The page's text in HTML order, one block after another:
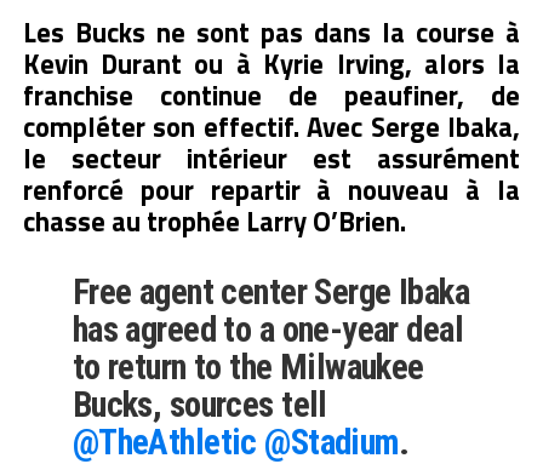
Les Bucks ne sont pas dans la course à
Kevin Durant ou à Kyrie Irving, alors la
franchise continue de peaufiner, de
compléter son effectif. Avec Serge Ibaka,
le secteur intérieur est assurément
renforcé pour repartir à nouveau à la
chasse au trophée Larry O’Brien.
Free agent center Serge Ibaka
has agreed to a one-year deal
to return to the Milwaukee
Bucks, sources tell
@TheAthletic @Stadium.